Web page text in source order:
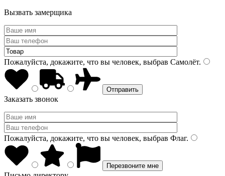
Вызвать замерщика
Пожалуйста, докажите, что вы человек, выбрав Самолёт.
Заказать звонок
Пожалуйста, докажите, что вы человек, выбрав Флаг.